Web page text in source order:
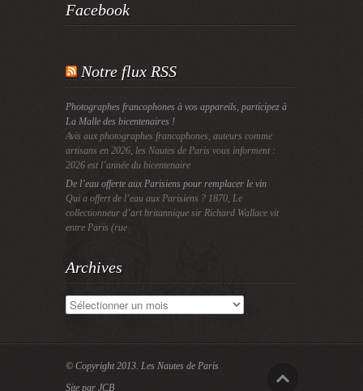
Facebook
Notre flux RSS
Photographes francophones à vos appareils, participez à
La Malle des bicentenaires !
Avis aux photographes francophones, auteurs comme
artisans en 2026, les Nautes de Paris vous informent :
2026 est l’année du bicentenaire
De l’eau offerte aux Parisiens pour remplacer le vin
Qui a offert de l’eau aux Parisiens ? 1870, Le
collectionneur d’art britannique sir Richard Wallace vit
entre Paris (rue
Archives
Archives
© Copyright 2013. Les Nautes de Paris
Site par JCB